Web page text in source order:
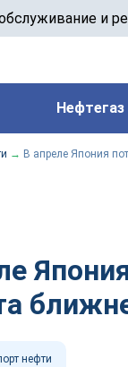
и
занимается
ТЭС,
«Русь-Турбо»,
→ В апреле Япония
нефти